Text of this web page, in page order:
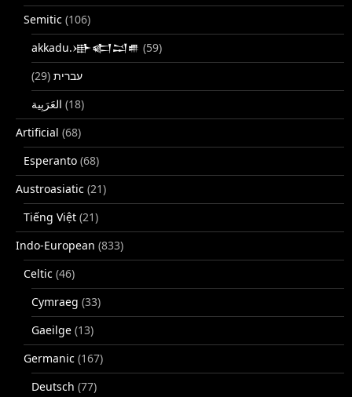
Semitic (106)
akkadu.𒀝𒅗𒁺𒌑 (59)
עברית (29)
(18)
Artificial (68)
Esperanto (68)
Austroasiatic (21)
Tiếng Việt (21)
Indo-European (833)
Celtic (46)
Cymraeg (33)
Gaeilge (13)
Germanic (167)
Deutsch (77)